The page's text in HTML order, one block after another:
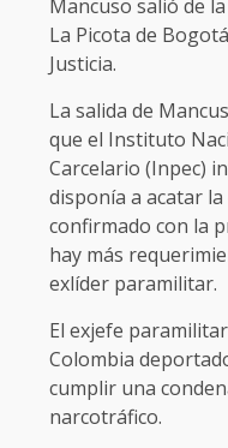
Mancuso salió de
La Picota de
Justicia.
La salida de
que el Instituto
Carcelario (Inpec)
disponía a acatar
confirmado con la
hay más
exlíder paramilitar.
El exjefe
Colombia
cumplir una
narcotráfico.